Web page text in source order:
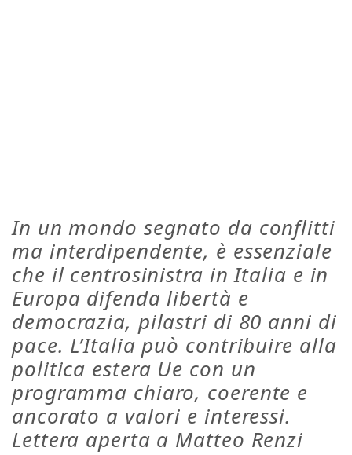
In un mondo segnato da conflitti
ma interdipendente, è essenziale
che il centrosinistra in Italia e in
Europa difenda libertà e
democrazia, pilastri di 80 anni di
pace. L’Italia può contribuire alla
politica estera Ue con un
programma chiaro, coerente e
ancorato a valori e interessi.
Lettera aperta a Matteo Renzi